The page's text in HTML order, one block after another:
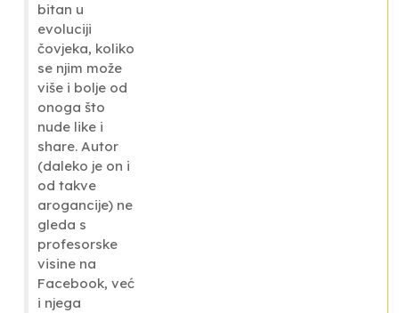
bitan u
evoluciji
čovjeka, koliko
se njim može
više i bolje od
onoga što
nude like i
share. Autor
(daleko je on i
od takve
arogancije) ne
gleda s
profesorske
visine na
Facebook, već
i njega